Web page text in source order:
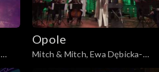
Opole 2014
Opole 2013
Opole
Mitch & Mitch, Ewa Dębicka-
Brzozowska i Bunio – medley. 62.